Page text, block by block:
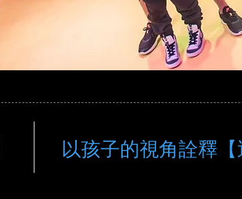
以孩子的視角詮釋